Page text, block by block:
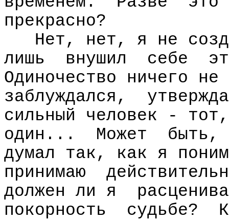
прекрасно?
Нет, нет, я не
лишь
внушил себе
Одиночество ничего
заблуждался,
сильный человек -
один...
Может
быть,
думал так, как я
принимаю
должен ли я
покорность
судьбе?